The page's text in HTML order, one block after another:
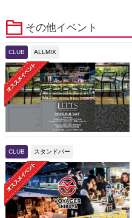
その他イベント
CLUB ALLMIX
CLUB スタンドバー